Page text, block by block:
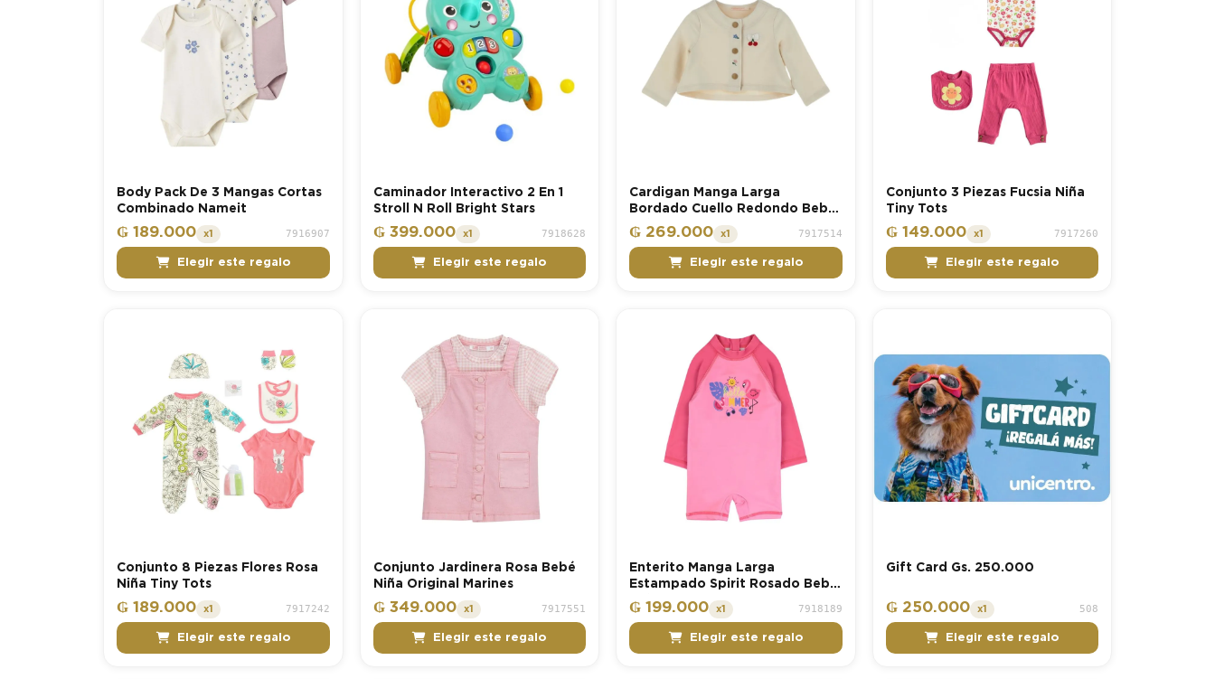
Body Pack De 3 Mangas Cortas
Combinado Nameit
₲ 189.000 x1 7916907
Elegir este regalo
Caminador Interactivo 2 En 1
Stroll N Roll Bright Stars
₲ 399.000 x1 7918628
Elegir este regalo
Cardigan Manga Larga
Bordado Cuello Redondo Bebé
Niña Original Marines
₲ 269.000 x1 7917514
Elegir este regalo
Conjunto 3 Piezas Fucsia Niña
Tiny Tots
₲ 149.000 x1 7917260
Elegir este regalo
Conjunto 8 Piezas Flores Rosa
Niña Tiny Tots
₲ 189.000 x1 7917242
Elegir este regalo
Conjunto Jardinera Rosa Bebé
Niña Original Marines
₲ 349.000 x1 7917551
Elegir este regalo
Enterito Manga Larga
Estampado Spirit Rosado Bebé
Niña Ficcus
₲ 199.000 x1 7918189
Elegir este regalo
Gift Card Gs. 250.000
₲ 250.000 x1 508
Elegir este regalo